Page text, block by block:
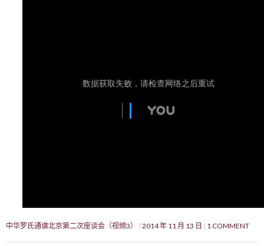
中华罗氏通谱北京第二次座谈会（视频3） 2014 年 11 月 13 日 1 COMMENT